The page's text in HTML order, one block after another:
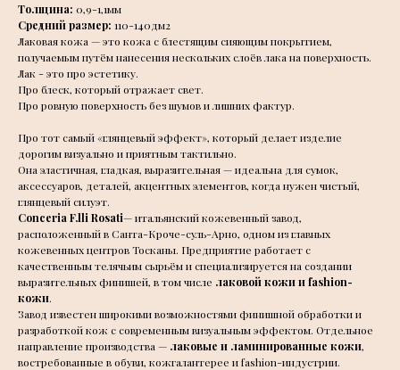
Толщина: 0,9-1,1мм
Средний размер: 110-140дм2
Лаковая кожа — это кожа с блестящим сияющим покрытием,
получаемым путём нанесения нескольких слоёв лака на поверхность.
Лак - это про эстетику.
Про блеск, который отражает свет.
Про ровную поверхность без шумов и лишних фактур.
Про тот самый «глянцевый эффект», который делает изделие
дорогим визуально и приятным тактильно.
Она эластичная, гладкая, выразительная — идеальна для сумок,
аксессуаров, деталей, акцентных элементов, когда нужен чистый,
глянцевый силуэт.
Conceria F.lli Rosati— итальянский кожевенный завод,
расположенный в Санта-Кроче-суль-Арно, одном из главных
кожевенных центров Тосканы. Предприятие работает с
качественным телячьим сырьём и специализируется на создании
выразительных финишей, в том числе лаковой кожи и fashion-
кожи.
Завод известен широкими возможностями финишной обработки и
разработкой кож с современным визуальным эффектом. Отдельное
направление производства — лаковые и ламинированные кожи,
востребованные в обуви, кожгалантерее и fashion-индустрии.